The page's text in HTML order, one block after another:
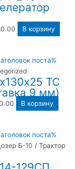
В корзину
ТС
9 мм)
В корзину
Б-10 / Трактор